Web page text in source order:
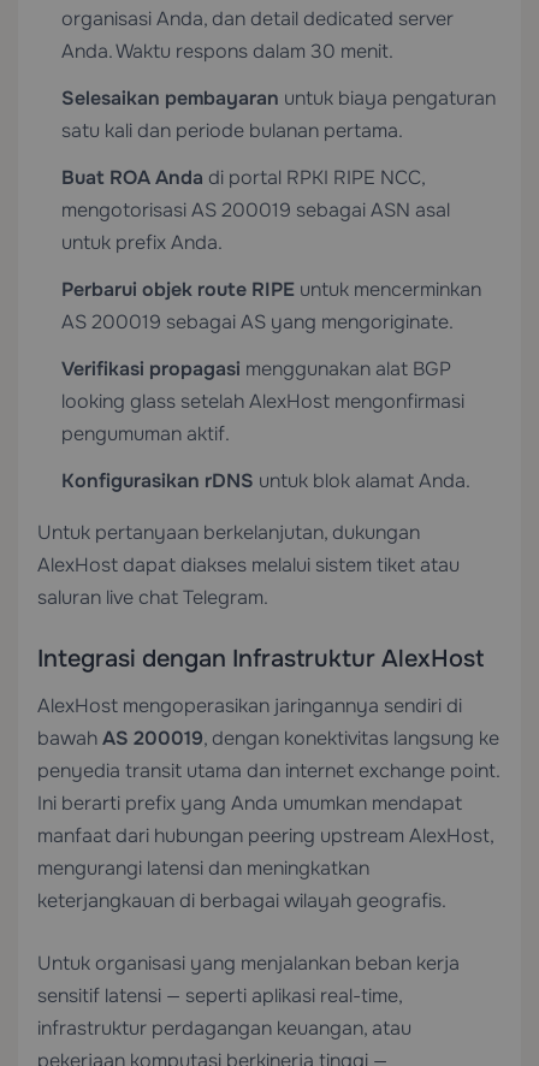
organisasi Anda, dan detail dedicated server
Anda. Waktu respons dalam 30 menit.
Selesaikan pembayaran untuk biaya pengaturan
satu kali dan periode bulanan pertama.
Buat ROA Anda di portal RPKI RIPE NCC,
mengotorisasi AS 200019 sebagai ASN asal
untuk prefix Anda.
Perbarui objek route RIPE untuk mencerminkan
AS 200019 sebagai AS yang mengoriginate.
Verifikasi propagasi menggunakan alat BGP
looking glass setelah AlexHost mengonfirmasi
pengumuman aktif.
Konfigurasikan rDNS untuk blok alamat Anda.
Untuk pertanyaan berkelanjutan, dukungan
AlexHost dapat diakses melalui sistem tiket atau
saluran live chat Telegram.
Integrasi dengan Infrastruktur AlexHost
AlexHost mengoperasikan jaringannya sendiri di
bawahAS 200019, dengan konektivitas langsung ke
penyedia transit utama dan internet exchange point.
Ini berarti prefix yang Anda umumkan mendapat
manfaat dari hubungan peering upstream AlexHost,
mengurangi latensi dan meningkatkan
keterjangkauan di berbagai wilayah geografis.
Untuk organisasi yang menjalankan beban kerja
sensitif latensi — seperti aplikasi real-time,
infrastruktur perdagangan keuangan, atau
pekerjaan komputasi berkinerja tinggi —